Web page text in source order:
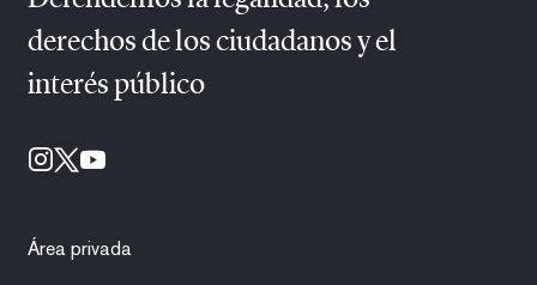
derechos de los ciudadanos y el
interés público
Área privada